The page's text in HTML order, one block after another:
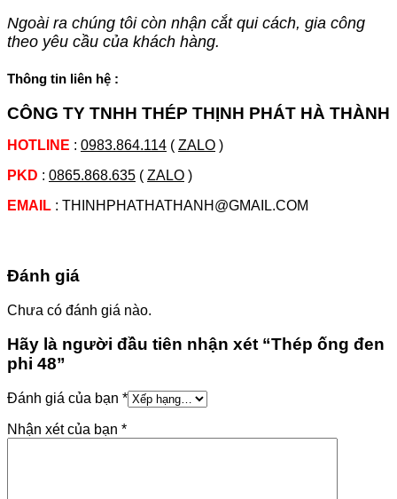
Ngoài ra chúng tôi còn nhận cắt qui cách, gia công
theo yêu cầu của khách hàng.
Thông tin liên hệ :
CÔNG TY TNHH THÉP THỊNH PHÁT HÀ THÀNH
HOTLINE : 0983.864.114 ( ZALO )
PKD : 0865.868.635 ( ZALO )
EMAIL : THINHPHATHATHANH@GMAIL.COM
Đánh giá
Chưa có đánh giá nào.
Hãy là người đầu tiên nhận xét “Thép ống đen
phi 48”
Đánh giá của bạn *
Nhận xét của bạn *